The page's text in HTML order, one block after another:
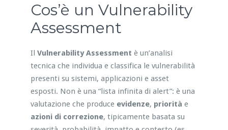
Cos’è un Vulnerability
Assessment
Il Vulnerability Assessment è un’analisi
tecnica che individua e classifica le vulnerabilità
presenti su sistemi, applicazioni e asset
esposti. Non è una “lista infinita di alert”: è una
valutazione che produce evidenze, priorità e
azioni di correzione, tipicamente basata su